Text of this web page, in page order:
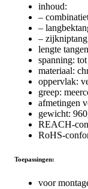
inhoud:
–
–
–
lengte
spanning:
materiaal:
oppervlak:
greep:
afmetingen
gewicht:
REACH-
RoHS-
Toepassingen:
voor